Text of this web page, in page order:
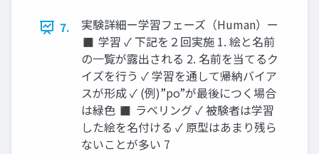
7.
実験詳細ー学習フェーズ（Human）ー
◼ 学習 ✓ 下記を２回実施 1. 絵と名前
の一覧が露出される 2. 名前を当てるク
イズを行う ✓ 学習を通して帰納バイア
スが形成 ✓ (例)”po”が最後につく場合
は緑色 ◼ ラベリング ✓ 被験者は学習
した絵を名付ける ✓ 原型はあまり残ら
ないことが多い 7